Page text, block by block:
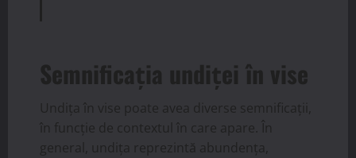
Semnificația undiței în vise
Undița în vise poate avea diverse semnificații,
în funcție de contextul în care apare. În
general, undița reprezintă abundența,